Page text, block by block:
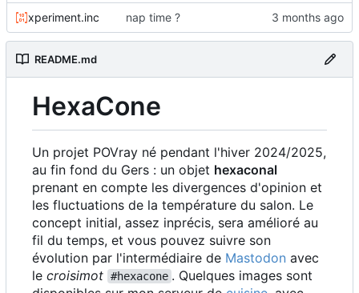
xperiment.inc nap time ?
README.md
HexaCone
Un projet POVray né pendant l'hiver 2024/2025,
au fin fond du Gers : un objet hexaconal
prenant en compte les divergences d'opinion et
les fluctuations de la température du salon. Le
concept initial, assez inprécis, sera amélioré au
fil du temps, et vous pouvez suivre son
évolution par l'intermédiaire de Mastodon avec
le croisimot #hexacone . Quelques images sont